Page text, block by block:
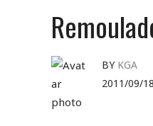
BY KGA
2011/09/